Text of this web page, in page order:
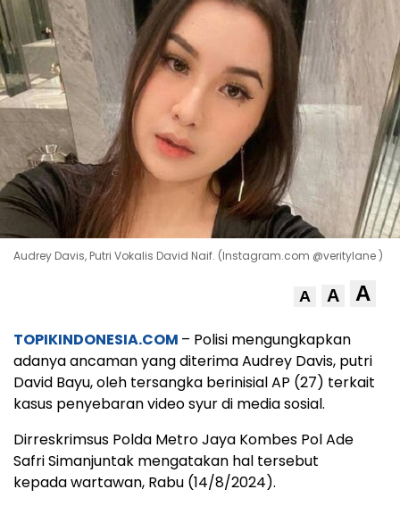
Audrey Davis, Putri Vokalis David Naif. (Instagram.com @veritylane )
A A A
TOPIKINDONESIA.COM – Polisi mengungkapkan
adanya ancaman yang diterima Audrey Davis, putri
David Bayu, oleh tersangka berinisial AP (27) terkait
kasus penyebaran video syur di media sosial.
Dirreskrimsus Polda Metro Jaya Kombes Pol Ade
Safri Simanjuntak mengatakan hal tersebut
kepada wartawan, Rabu (14/8/2024).